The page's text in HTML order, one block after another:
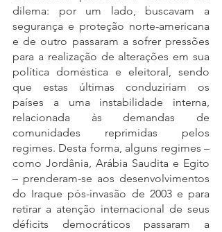
dilema: por um lado, buscavam a
segurança e proteção norte-americana
e de outro passaram a sofrer pressões
para a realização de alterações em sua
política doméstica e eleitoral, sendo
que estas últimas conduziriam os
países a uma instabilidade interna,
relacionada às demandas de
comunidades reprimidas pelos
regimes. Desta forma, alguns regimes –
como Jordânia, Arábia Saudita e Egito
– prenderam-se aos desenvolvimentos
do Iraque pós-invasão de 2003 e para
retirar a atenção internacional de seus
déficits democráticos passaram a